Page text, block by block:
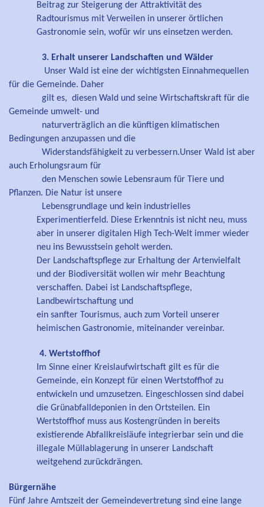
Beitrag zur Steigerung der Attraktivität des
Radtourismus mit Verweilen in unserer örtlichen
Gastronomie sein, wofür wir uns einsetzen werden.
3. Erhalt unserer Landschaften und Wälder
Unser Wald ist eine der wichtigsten Einnahmequellen
für die Gemeinde. Daher
gilt es, diesen Wald und seine Wirtschaftskraft für die
Gemeinde umwelt- und
naturverträglich an die künftigen klimatischen
Bedingungen anzupassen und die
Widerstandsfähigkeit zu verbessern.Unser Wald ist aber
auch Erholungsraum für
den Menschen sowie Lebensraum für Tiere und
Pflanzen. Die Natur ist unsere
Lebensgrundlage und kein industrielles
Experimentierfeld. Diese Erkenntnis ist nicht neu, muss
aber in unserer digitalen High Tech-Welt immer wieder
neu ins Bewusstsein geholt werden.
Der Landschaftspflege zur Erhaltung der Artenvielfalt
und der Biodiversität wollen wir mehr Beachtung
verschaffen. Dabei ist Landschaftspflege,
Landbewirtschaftung und
ein sanfter Tourismus, auch zum Vorteil unserer
heimischen Gastronomie, miteinander vereinbar.
4. Wertstoffhof
Im Sinne einer Kreislaufwirtschaft gilt es für die
Gemeinde, ein Konzept für einen Wertstoffhof zu
entwickeln und umzusetzen. Eingeschlossen sind dabei
die Grünabfalldeponien in den Ortsteilen. Ein
Wertstoffhof muss aus Kostengründen in bereits
existierende Abfallkreisläufe integrierbar sein und die
illegale Müllablagerung in unserer Landschaft
weitgehend zurückdrängen.
Bürgernähe
Fünf Jahre Amtszeit der Gemeindevertretung sind eine lange